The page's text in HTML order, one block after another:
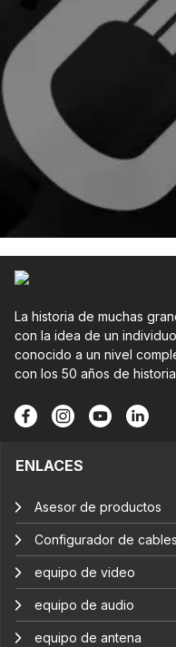
La historia de muchas
con la idea de un
conocido a un nivel
con los 50 años de
ENLACES
Asesor de productos
Configurador de cables
equipo de video
equipo de audio
equipo de antena